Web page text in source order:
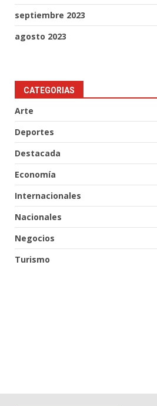
septiembre 2023
agosto 2023
CATEGORIAS
Arte
Deportes
Destacada
Economía
Internacionales
Nacionales
Negocios
Turismo